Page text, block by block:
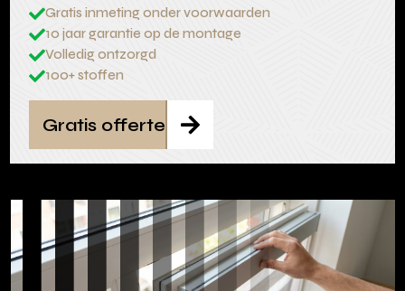
Gratis inmeting onder voorwaarden
10 jaar garantie op de montage
Volledig ontzorgd
100+ stoffen

Gratis offerte